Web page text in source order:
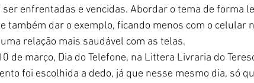
enfrentadas e vencidas. Abordar o tema de forma
também dar o exemplo, ficando menos com o celular
relação mais saudável com as telas.
de março, Dia do Telefone, na Littera Livraria do
foi escolhida a dedo, já que nesse mesmo dia, só